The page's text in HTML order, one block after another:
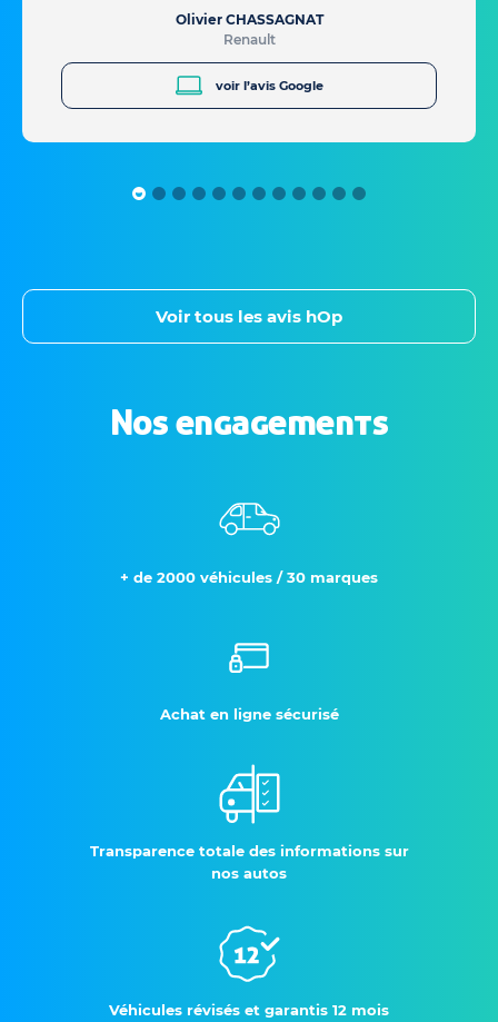
Olivier CHASSAGNAT
Renault
voir l’avis Google
Voir tous les avis hOp
Nos engagements
+ de 2000 véhicules / 30 marques
Achat en ligne sécurisé
Transparence totale des informations sur
nos autos
Véhicules révisés et garantis 12 mois